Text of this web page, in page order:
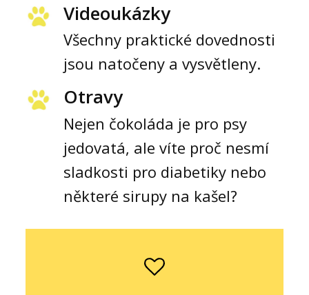
Videoukázky
Všechny praktické dovednosti
jsou natočeny a vysvětleny.
Otravy
Nejen čokoláda je pro psy
jedovatá, ale víte proč nesmí
sladkosti pro diabetiky nebo
některé sirupy na kašel?